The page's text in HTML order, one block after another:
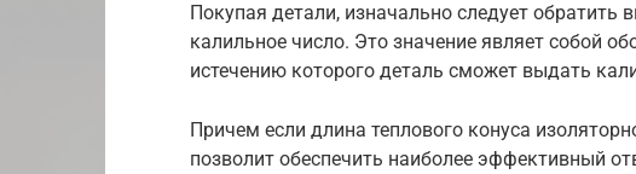
Покупая детали, изначально следует обратить
калильное число. Это значение являет собой
истечению которого деталь сможет выдать
Причем если длина теплового конуса
позволит обеспечить наиболее эффективный